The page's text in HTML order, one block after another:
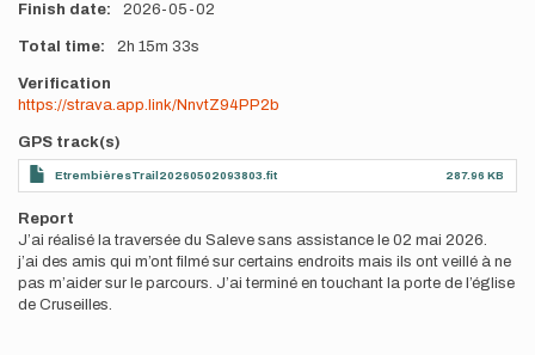
Finish date 2026-05-02
Total time 2h 15m 33s
Verification
https://strava.app.link/NnvtZ94PP2b
GPS track(s)
EtrembièresTrail20260502093803.fit 287.96 KB
Report
J’ai réalisé la traversée du Saleve sans assistance le 02 mai 2026.
j’ai des amis qui m’ont filmé sur certains endroits mais ils ont veillé à ne
pas m’aider sur le parcours. J’ai terminé en touchant la porte de l’église
de Cruseilles.